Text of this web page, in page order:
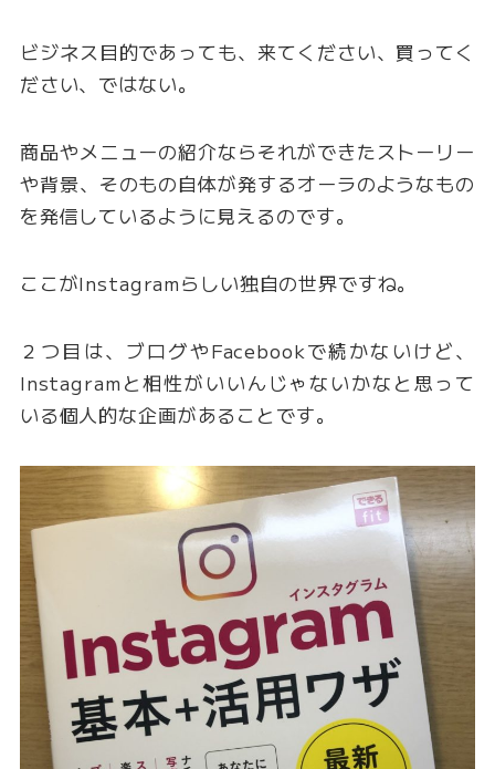
ビジネス目的であっても、来てください、買ってく
ださい、ではない。
商品やメニューの紹介ならそれができたストーリー
や背景、そのもの自体が発するオーラのようなもの
を発信しているように見えるのです。
ここがInstagramらしい独自の世界ですね。
２つ目は、ブログやFacebookで続かないけど、
Instagramと相性がいいんじゃないかなと思って
いる個人的な企画があることです。